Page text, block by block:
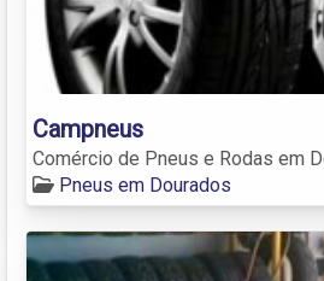
Campneus
Comércio de Pneus e Rodas em
Pneus em Dourados